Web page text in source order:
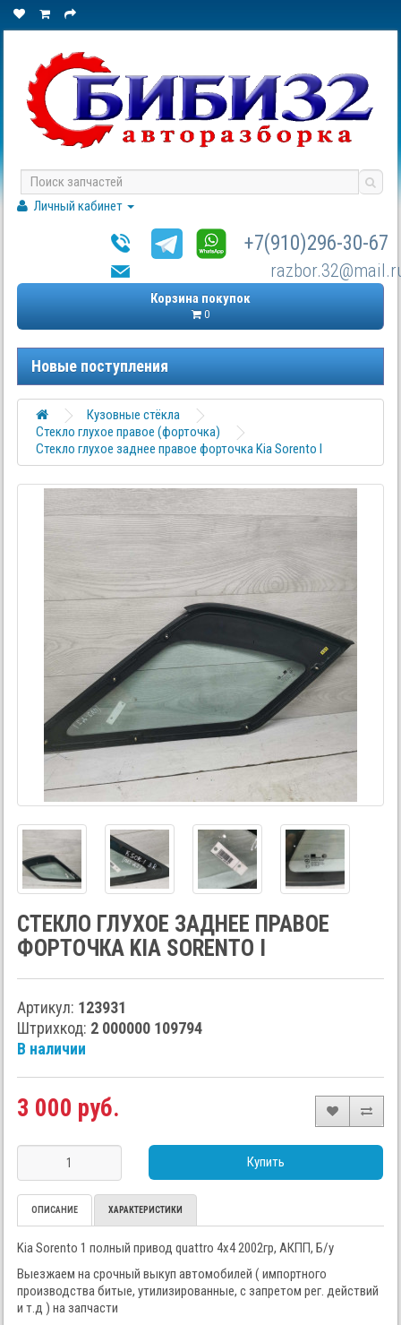
Личный кабинет
+7(910)296-30-67
Корзина покупок
0
Новые поступления
Кузовные стёкла
Стекло глухое правое (форточка)
Стекло глухое заднее правое форточка Kia Sorento I
СТЕКЛО ГЛУХОЕ ЗАДНЕЕ ПРАВОЕ
ФОРТОЧКА KIA SORENTO I
Артикул: 123931
Штрихкод: 2 000000 109794
В наличии
3 000 руб.
Купить
ОПИСАНИЕ ХАРАКТЕРИСТИКИ
Kia Sorento 1 полный привод quattro 4x4 2002гр, АКПП, Б/у
Выезжаем на срочный выкуп автомобилей ( импортного
производства битые, утилизированные, с запретом рег. действий
и т.д ) на запчасти